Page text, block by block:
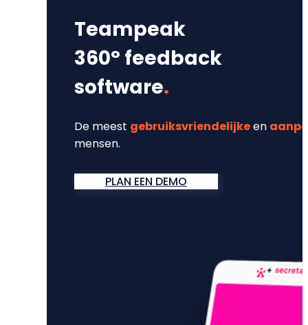
Teampeak
360° feedback
software.
De meest gebruiksvriendelijkeen
mensen.
PLAN EEN DEMO